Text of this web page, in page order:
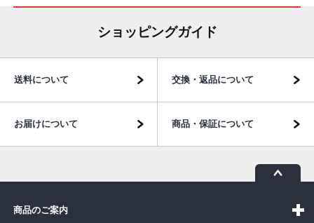
ショッピングガイド
送料について 交換・返品について
お届けについて 商品・保証について
商品のご案内